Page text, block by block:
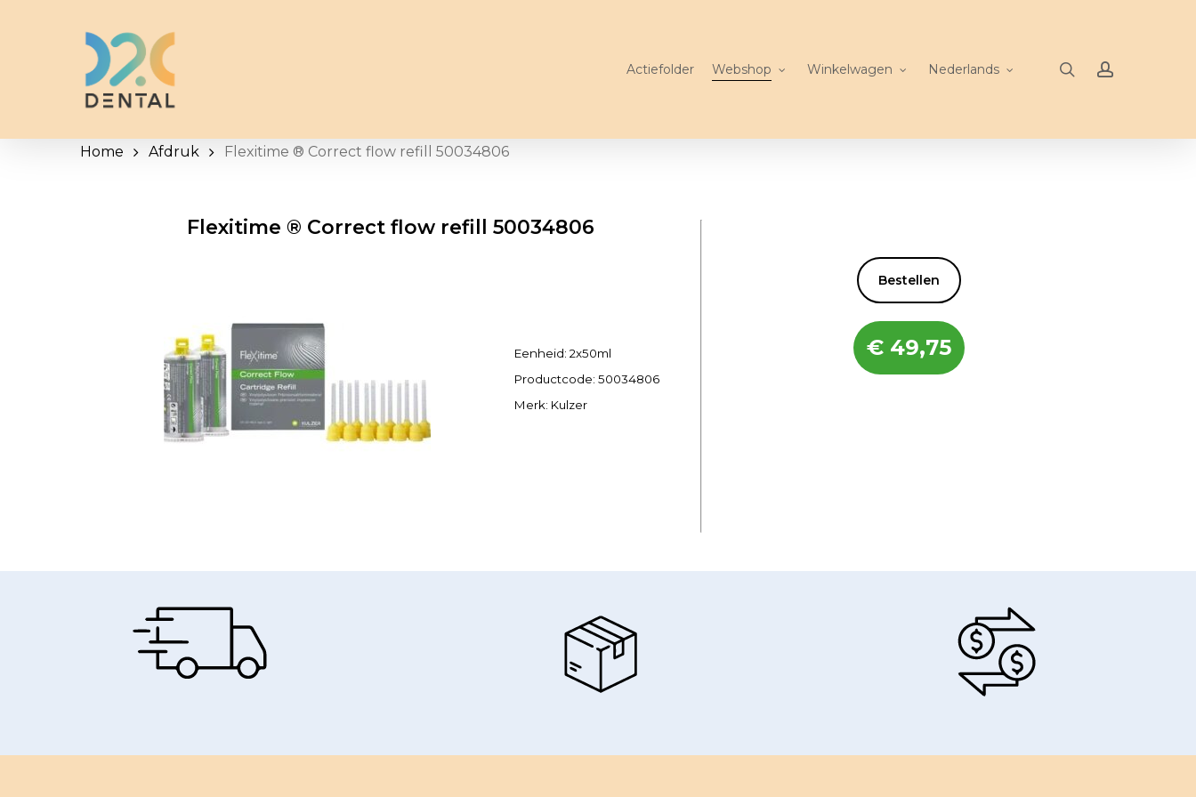
Actiefolder Webshop Winkelwagen Nederlands searchaccount
Home Afdruk Flexitime ® Correct flow refill 50034806
Flexitime ® Correct flow refill 50034806
Eenheid: 2x50ml
Productcode:50034806
Merk: Kulzer
Bestellen
€49,75